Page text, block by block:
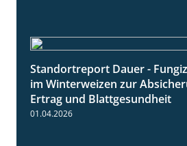
Standortreport Dauer -
im Winterweizen zur
Ertrag und Blattgesundheit
01.04.2026